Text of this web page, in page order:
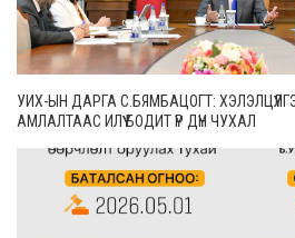
УИХ-ЫН ДАРГА С.БЯМБАЦОГТ:
АМЛАЛТААС ИЛҮҮ БОДИТ ҮР ДҮН ЧУХАЛ